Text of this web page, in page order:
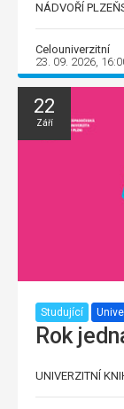
NÁDVOŘÍ
Celouniverzitní
23. 09. 2026,
22
Září
Studující
Rok
UNIVERZITNÍ